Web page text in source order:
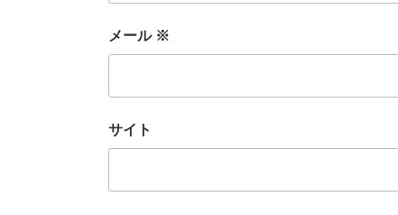
メール ※
サイト